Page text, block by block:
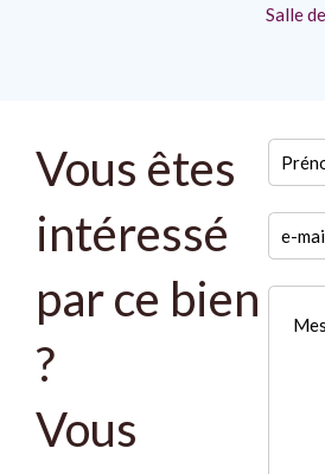
Salle
Vous êtes
intéressé
par ce bien
?
Vous